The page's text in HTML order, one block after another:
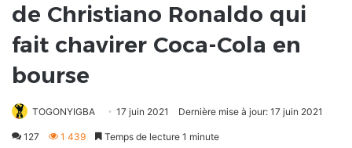
de Christiano Ronaldo qui
fait chavirer Coca-Cola en
bourse
TOGONYIGBA 17 juin 2021 Dernière mise à jour: 17 juin 2021
127 1 439 Temps de lecture 1 minute